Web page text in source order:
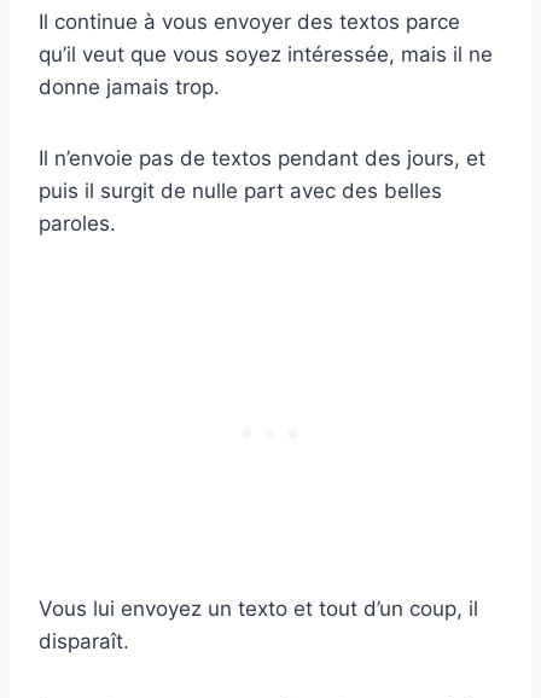
Il continue à vous envoyer des textos parce
qu’il veut que vous soyez intéressée, mais il ne
donne jamais trop.
Il n’envoie pas de textos pendant des jours, et
puis il surgit de nulle part avec des belles
paroles.
Vous lui envoyez un texto et tout d’un coup, il
disparaît.